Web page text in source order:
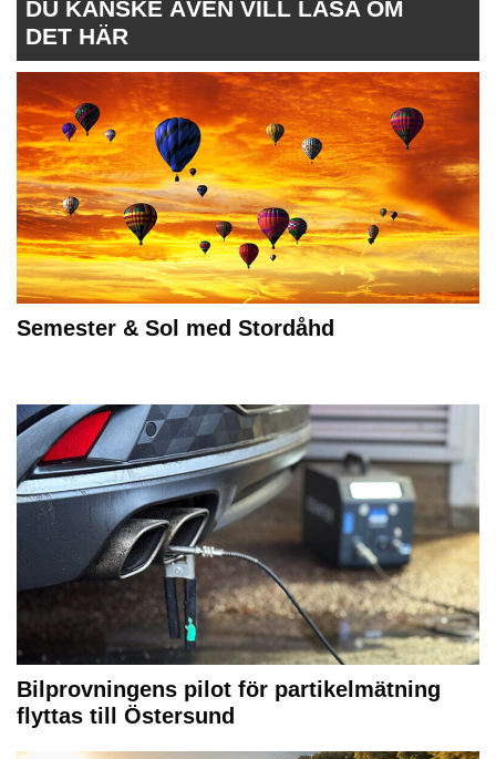
DU KANSKE ÄVEN VILL LÄSA OM
DET HÄR
Semester & Sol med Stordåhd
Bilprovningens pilot för partikelmätning
flyttas till Östersund